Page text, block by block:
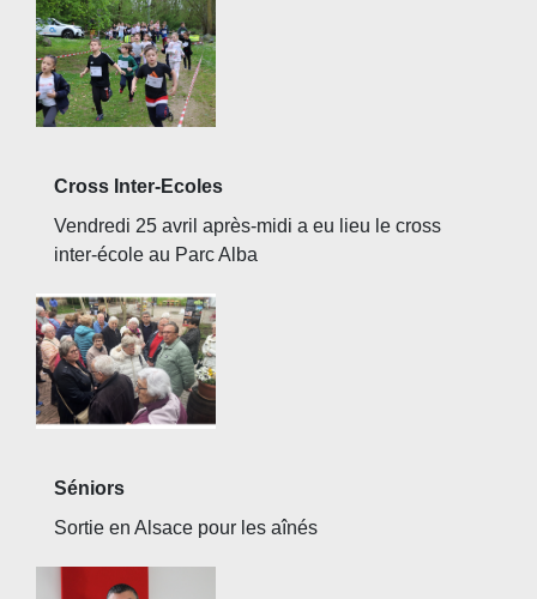
Cross Inter-Ecoles
Vendredi 25 avril après-midi a eu lieu le cross
inter-école au Parc Alba
Séniors
Sortie en Alsace pour les aînés